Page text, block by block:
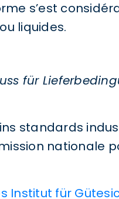
s’est
ou liquides.
für
standards
nationale
Institut für